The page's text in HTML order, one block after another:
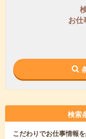
お仕
検索
こだわりでお仕事情報